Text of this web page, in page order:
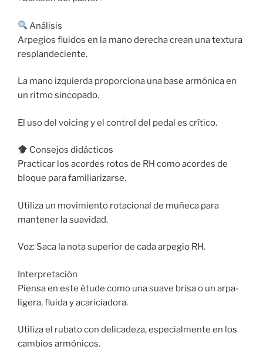
Análisis
Arpegios fluidos en la mano derecha crean una textura
resplandeciente.
La mano izquierda proporciona una base armónica en
un ritmo sincopado.
El uso del voicing y el control del pedal es crítico.
Consejos didácticos
Practicar los acordes rotos de RH como acordes de
bloque para familiarizarse.
Utiliza un movimiento rotacional de muñeca para
mantener la suavidad.
Voz: Saca la nota superior de cada arpegio RH.
Interpretación
Piensa en este étude como una suave brisa o un arpa-
ligera, fluida y acariciadora.
Utiliza el rubato con delicadeza, especialmente en los
cambios armónicos.